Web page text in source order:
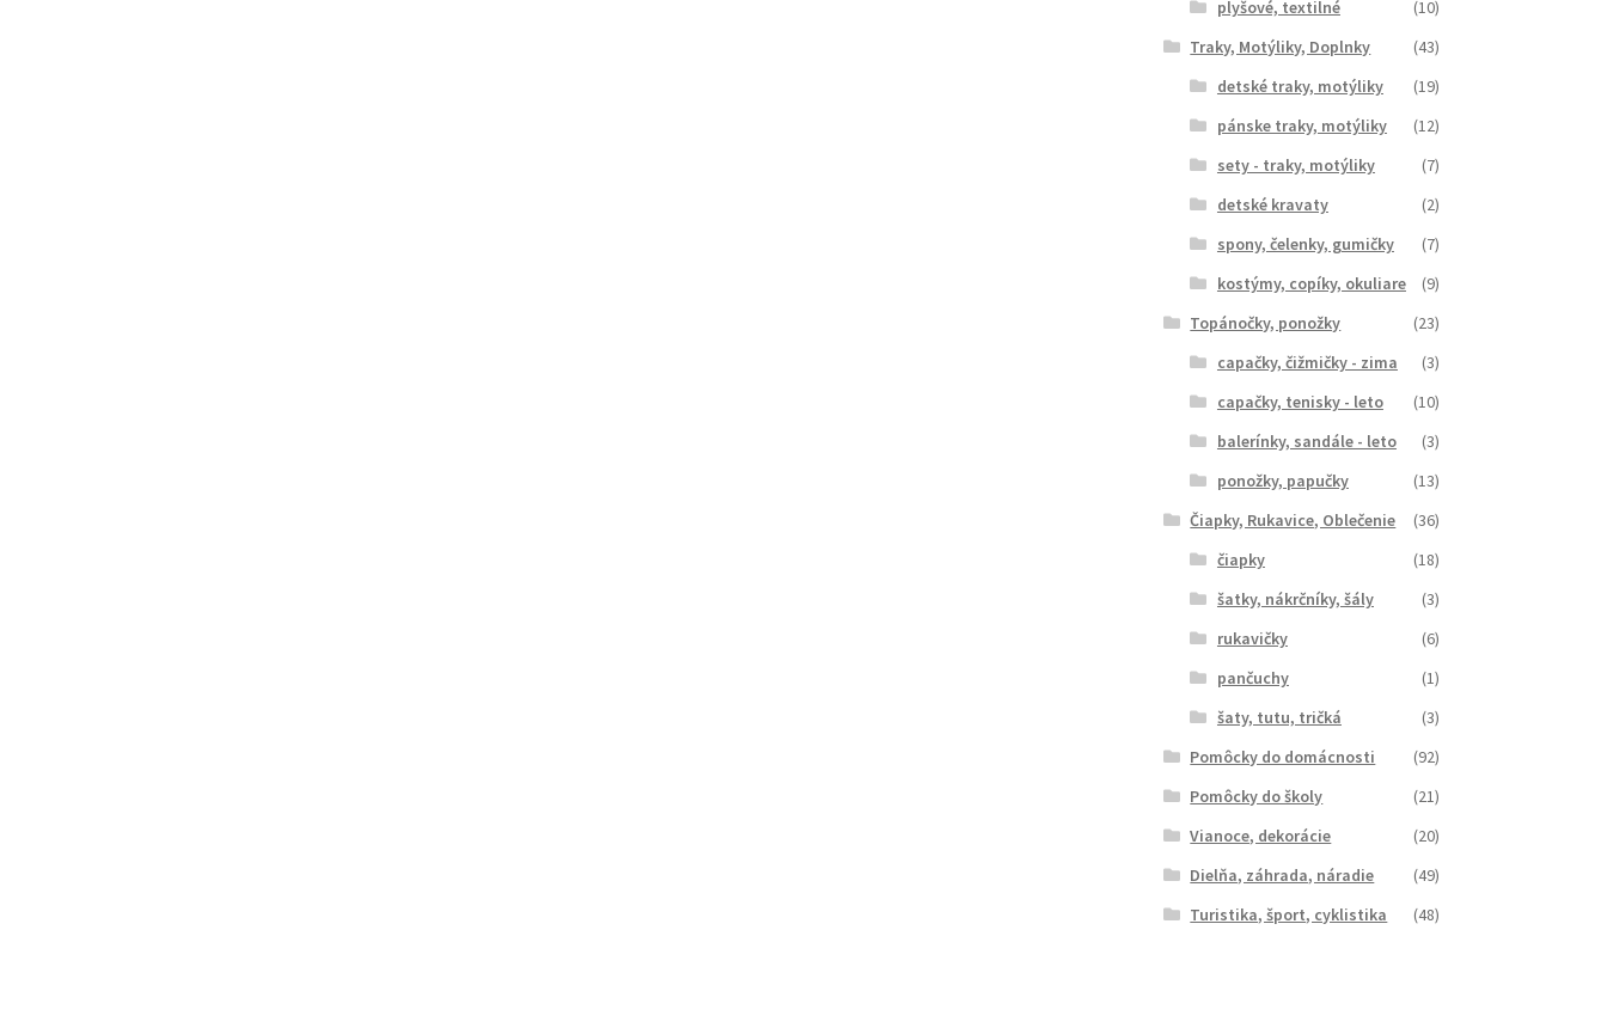
plyšové, textilné
(10)
Traky, Motýliky, Doplnky
(43)
detské traky, motýliky
(19)
pánske traky, motýliky
(12)
sety - traky, motýliky
(7)
detské kravaty
(2)
spony, čelenky, gumičky
(7)
kostýmy, copíky, okuliare
(9)
Topánočky, ponožky
(23)
capačky, čižmičky - zima
(3)
capačky, tenisky - leto
(10)
balerínky, sandále - leto
(3)
ponožky, papučky
(13)
Čiapky, Rukavice, Oblečenie
(36)
čiapky
(18)
šatky, nákrčníky, šály
(3)
rukavičky
(6)
pančuchy
(1)
šaty, tutu, tričká
(3)
Pomôcky do domácnosti
(92)
Pomôcky do školy
(21)
Vianoce, dekorácie
(20)
Dielňa, záhrada, náradie
(49)
Turistika, šport, cyklistika
(48)